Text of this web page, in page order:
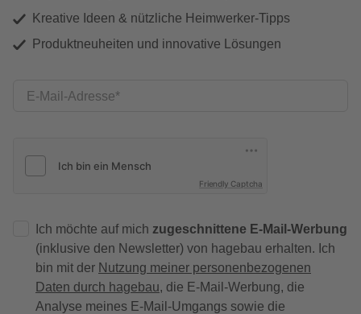
Kreative Ideen & nützliche Heimwerker-Tipps
Produktneuheiten und innovative Lösungen
E-Mail-Adresse
Friendly Captcha
Ich möchte auf mich zugeschnittene E-Mail-Werbung
(inklusive den Newsletter) von hagebau erhalten. Ich
bin mit der Nutzung meiner personenbezogenen
Daten durch hagebau, die E-Mail-Werbung, die
Analyse meines E-Mail-Umgangs sowie die